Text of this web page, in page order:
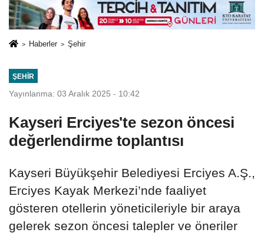
Haberler Şehir
ŞEHIR
Yayınlanma: 03 Aralık 2025 - 10:42
Kayseri Erciyes'te sezon öncesi
değerlendirme toplantısı
Kayseri Büyükşehir Belediyesi Erciyes A.Ş.,
Erciyes Kayak Merkezi’nde faaliyet
gösteren otellerin yöneticileriyle bir araya
gelerek sezon öncesi talepler ve öneriler